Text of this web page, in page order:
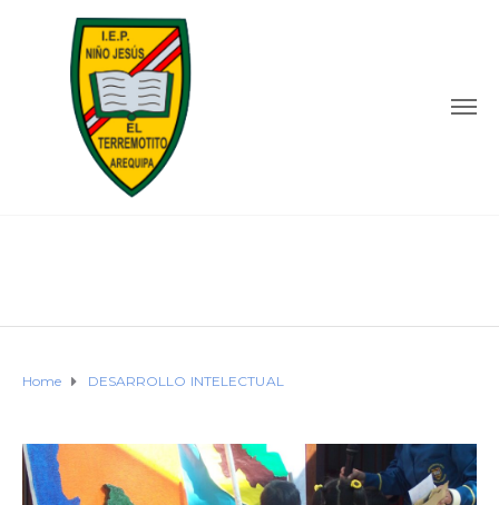
Home DESARROLLO INTELECTUAL